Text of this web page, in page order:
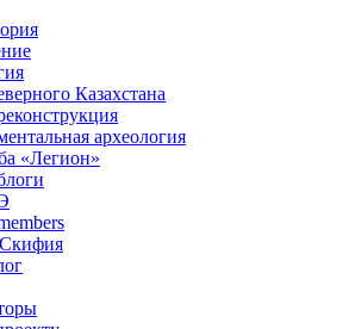
Казахстана
археология
«Легион»